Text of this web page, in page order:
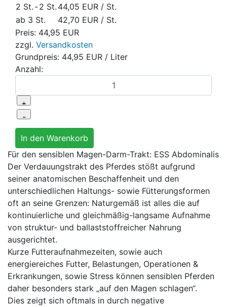
2 St. -2 St. 44,05 EUR / St.
ab 3 St.
42,70 EUR / St.
Preis: 44,95 EUR
zzgl. Versandkosten
Grundpreis: 44,95 EUR / Liter
Anzahl:
Für den sensiblen Magen-Darm-Trakt: ESS Abdominalis
Der Verdauungstrakt des Pferdes stößt aufgrund
seiner anatomischen Beschaffenheit und den
unterschiedlichen Haltungs- sowie Fütterungsformen
oft an seine Grenzen: Naturgemäß ist alles die auf
kontinuierliche und gleichmäßig-langsame Aufnahme
von struktur- und ballaststoffreicher Nahrung
ausgerichtet.
Kurze Futteraufnahmezeiten, sowie auch
energiereiches Futter, Belastungen, Operationen &
Erkrankungen, sowie Stress können sensiblen Pferden
daher besonders stark „auf den Magen schlagen“.
Dies zeigt sich oftmals in durch negative